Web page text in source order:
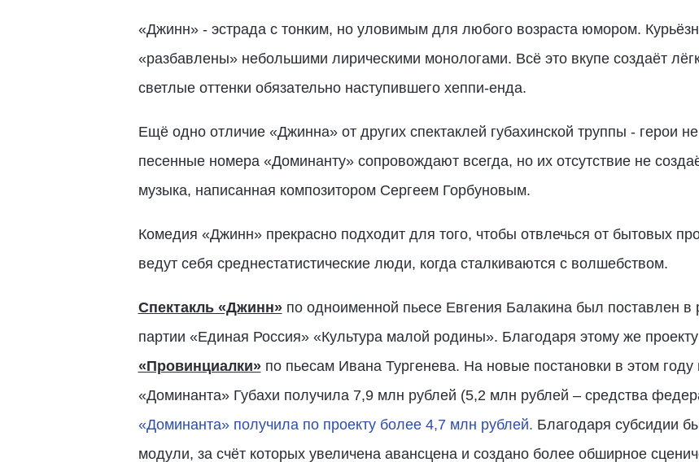
«Джинн» - эстрада с тонким, но уловимым для любого возраста юмором.
«разбавлены» небольшими лирическими монологами. Всё это вкупе создаёт
светлые оттенки обязательно наступившего хеппи-енда.
Ещё одно отличие «Джинна» от других спектаклей губахинской труппы - герои
песенные номера «Доминанту» сопровождают всегда, но их отсутствие не
музыка, написанная композитором Сергеем Горбуновым.
Комедия «Джинн» прекрасно подходит для того, чтобы отвлечься от бытовых
ведут себя среднестатистические люди, когда сталкиваются с волшебством.
Спектакль «Джинн»по одноименной пьесе Евгения Балакина был поставлен в
партии «Единая Россия» «Культура малой родины». Благодаря этому же
«Провинциалки»по пьесам Ивана Тургенева. На новые постановки в этом году
«Доминанта» Губахи получила 7,9 млн рублей (5,2 млн рублей – средства
«Доминанта» получила по проекту более 4,7 млн рублей. Благодаря субсидии
модули, за счёт которых увеличена авансцена и создано более обширное